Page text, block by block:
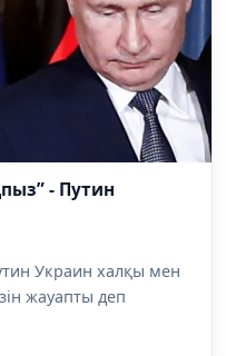
- Путин
Украин халқы мен
жауапты деп